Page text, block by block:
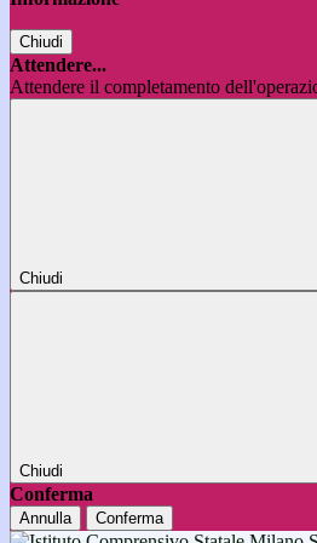
Chiudi
Attendere...
Attendere il completamento
Chiudi
Chiudi
Conferma
Annulla Conferma